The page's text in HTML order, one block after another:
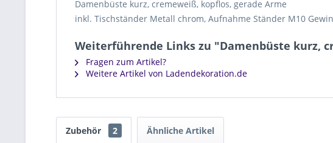
Damenbüste kurz, cremeweiß, kopflos, gerade Arme
inkl. Tischständer Metall chrom, Aufnahme Ständer M10
Weiterführende Links zu "Damenbüste kurz,
Fragen zum Artikel?
Weitere Artikel von Ladendekoration.de
Zubehör 2 Ähnliche Artikel